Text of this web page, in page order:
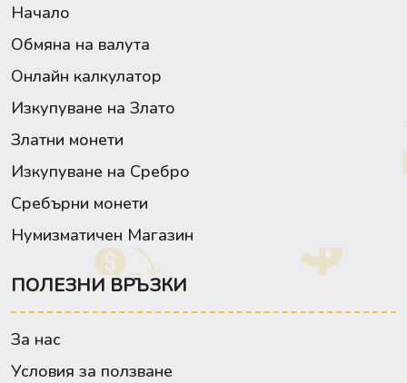
Начало
Обмяна на валута
Онлайн калкулатор
Изкупуване на Злато
Златни монети
Изкупуване на Сребро
Сребърни монети
Нумизматичен Магазин
ПОЛЕЗНИ ВРЪЗКИ
За нас
Условия за ползване